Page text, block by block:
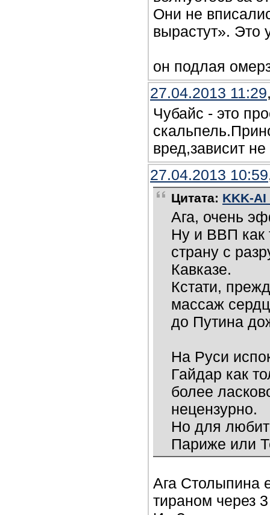
Они не
вырастут».
он подлая
27.04.2013 11:29
Чубайс - это
вред,зависит
27.04.2013 10:59
Цитата: KKK-AI
Ага, очень
Ну и ВВП как
страну с
Кавказе.
Кстати,
массаж
до Путина
На Руси
Гайдар как
более
нецензурно.
Но для
Париже или
Ага Столыпина
тираном через